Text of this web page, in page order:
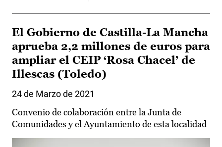
El Gobierno de Castilla-La Mancha
aprueba 2,2 millones de euros para
ampliar el CEIP ‘Rosa Chacel’ de
Illescas (Toledo)
24 de Marzo de 2021
Convenio de colaboración entre la Junta de
Comunidades y el Ayuntamiento de esta localidad